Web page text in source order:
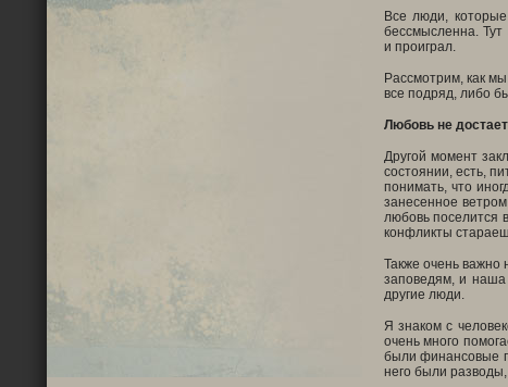
Все люди,
бессмысленна.
и проиграл.
Рассмотрим, как
все подряд, либо
Любовь не
Другой момент
состоянии, есть,
понимать, что
занесенное
любовь поселится
конфликты
Также очень важно
заповедям, и
другие люди.
Я знаком с
очень много
были финансовые
него были